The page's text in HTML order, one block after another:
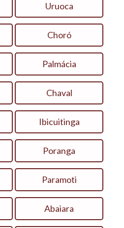
Uruoca
Choró
Palmácia
Chaval
Ibicuitinga
Poranga
Paramoti
Abaiara